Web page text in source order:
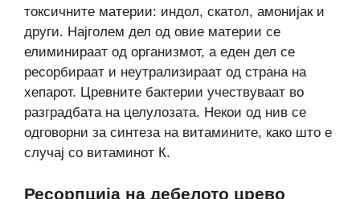
токсичните материи: индол, скатол, амонијак и
други. Најголем дел од овие материи се
елиминираат од организмот, а еден дел се
ресорбираат и неутрализираат од страна на
хепарот. Цревните бактерии учествуваат во
разградбата на целулозата. Некои од нив се
одговорни за синтеза на витамините, како што е
случај со витаминот К.
Ресорпција на дебелото црево